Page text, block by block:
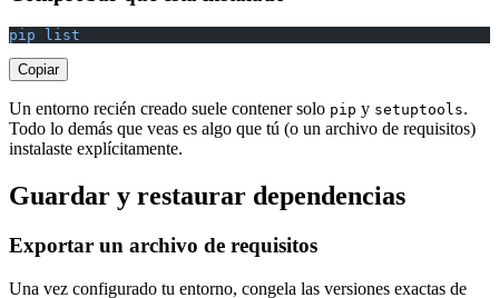
pip list
Copiar
Un entorno recién creado suele contener solo pip y setuptools.
Todo lo demás que veas es algo que tú (o un archivo de requisitos)
instalaste explícitamente.
Guardar y restaurar dependencias
Exportar un archivo de requisitos
Una vez configurado tu entorno, congela las versiones exactas de